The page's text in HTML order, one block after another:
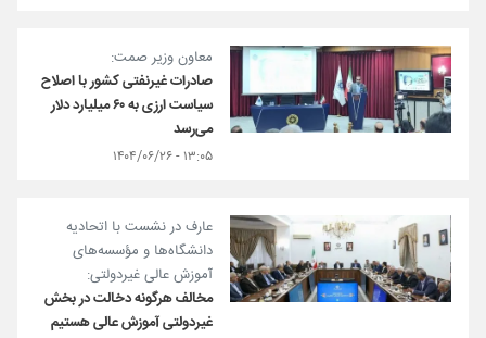
معاون وزیر صمت:
صادرات غیرنفتی کشور با اصلاح
سیاست ارزی به ۶۰ میلیارد دلار
می‌رسد
۱۳:۰۵ - ۱۴۰۴/۰۶/۲۶
عارف در نشست با اتحادیه
دانشگاه‌ها و مؤسسه‌های
آموزش عالی غیردولتی:
مخالف هرگونه دخالت در بخش
غیردولتی آموزش عالی هستیم